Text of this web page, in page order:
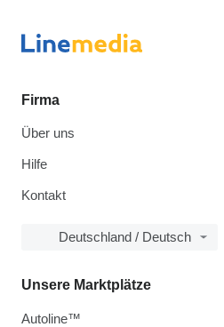
Firma
Über uns
Hilfe
Kontakt
Deutschland / Deutsch
Unsere Marktplätze
Autoline™